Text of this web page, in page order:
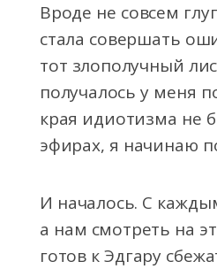
Вроде не совсем
стала совершать
тот злополучный
получалось у меня
края идиотизма не
эфирах, я начинаю
И началось. С
а нам смотреть на
готов к Эдгару